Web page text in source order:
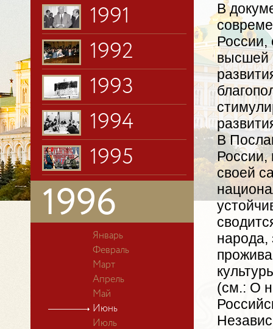
1991
1992
1993
1994
1995
1996
Январь
Февраль
Март
Апрель
Май
Июнь
Июль
В
России,
высшей
В
России,
своей
народа,
(см.: О